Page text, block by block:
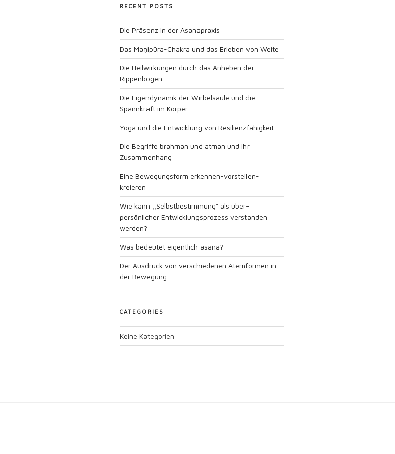
RECENT POSTS
Die Präsenz in der Asanapraxis
Das Maṇipūra-Chakra und das Erleben von Weite
Die Heilwirkungen durch das Anheben der
Rippenbögen
Die Eigendynamik der Wirbelsäule und die
Spannkraft im Körper
Yoga und die Entwicklung von Resilienzfähigkeit
Die Begriffe brahman und atman und ihr
Zusammenhang
Eine Bewegungsform erkennen-vorstellen-
kreieren
Wie kann ,,Selbstbestimmung“ als über-
persönlicher Entwicklungsprozess verstanden
werden?
Was bedeutet eigentlich āsana?
Der Ausdruck von verschiedenen Atemformen in
der Bewegung
CATEGORIES
Keine Kategorien